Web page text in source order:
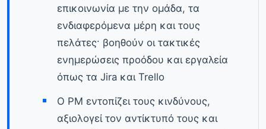
επικοινωνία με την ομάδα, τα
ενδιαφερόμενα μέρη και τους
πελάτες· βοηθούν οι τακτικές
ενημερώσεις προόδου και εργαλεία
όπως τα Jira και Trello
Ο PM εντοπίζει τους κινδύνους,
αξιολογεί τον αντίκτυπό τους και